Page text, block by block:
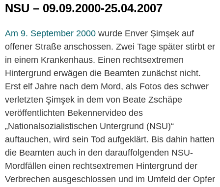
NSU – 09.09.2000-25.04.2007
Am 9. September 2000 wurde Enver Şimşek auf
offener Straße anschossen. Zwei Tage später stirbt er
in einem Krankenhaus. Einen rechtsextremen
Hintergrund erwägen die Beamten zunächst nicht.
Erst elf Jahre nach dem Mord, als Fotos des schwer
verletzten Şimşek in dem von Beate Zschäpe
veröffentlichten Bekennervideo des
„Nationalsozialistischen Untergrund (NSU)“
auftauchen, wird sein Tod aufgeklärt. Bis dahin hatten
die Beamten auch in den darauffolgenden NSU-
Mordfällen einen rechtsextremen Hintergrund der
Verbrechen ausgeschlossen und im Umfeld der Opfer